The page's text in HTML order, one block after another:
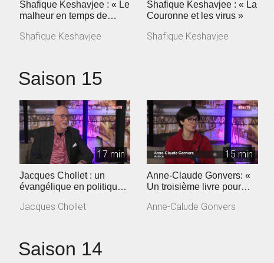
Shafique Keshavjee : « Le
malheur en temps de
Shafique Keshavjee
Shafique Keshavjee : « La
Couronne et les virus »
Shafique Keshavjee
Saison 15
17 min
Jacques Chollet : un
évangélique en politique
Jacques Chollet
15 min
Anne-Claude Gonvers: «
Un troisième livre pour
»
Anne-Calude Gonvers
Saison 14